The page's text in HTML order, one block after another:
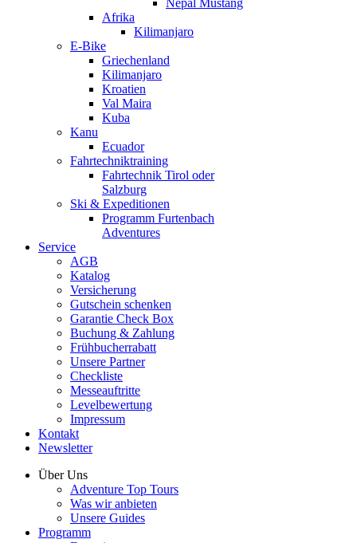
Nepal Mustang
Afrika
Kilimanjaro
E-Bike
Griechenland
Kilimanjaro
Kroatien
Val Maira
Kuba
Kanu
Ecuador
Fahrtechniktraining
Fahrtechnik Tirol oder
Salzburg
Ski & Expeditionen
Programm Furtenbach
Adventures
Service
AGB
Katalog
Versicherung
Gutschein schenken
Garantie Check Box
Buchung & Zahlung
Frühbucherrabatt
Unsere Partner
Checkliste
Messeauftritte
Levelbewertung
Impressum
Kontakt
Newsletter
Über Uns
Adventure Top Tours
Was wir anbieten
Unsere Guides
Programm